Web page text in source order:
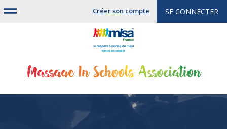
Jump
Créer son compte SE CONNECTER